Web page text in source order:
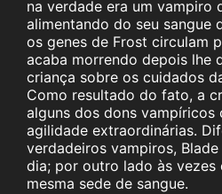
na verdade era um vampiro
alimentando do seu sangue
os genes de Frost circulam
acaba morrendo depois lhe
criança sobre os cuidados
Como resultado do fato, a
alguns dos dons vampíricos
agilidade extraordinárias.
verdadeiros vampiros,
dia; por outro lado às vezes
mesma sede de sangue.